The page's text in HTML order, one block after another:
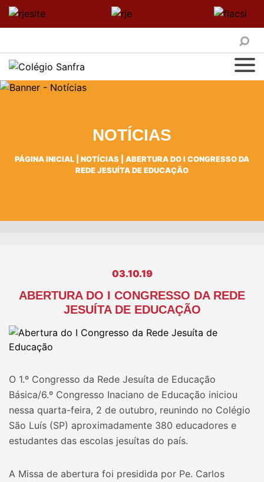
NOTÍCIAS
PÁGINA INICIAL NOTÍCIAS
ABERTURA DO I CONGRESSO DA
REDE JESUÍTA DE EDUCAÇÃO
03.10.19
ABERTURA DO I CONGRESSO DA REDE
JESUÍTA DE EDUCAÇÃO
O 1.º Congresso da Rede Jesuíta de Educação
Básica/6.º Congresso Inaciano de Educação iniciou
nessa quarta-feira, 2 de outubro, reunindo no Colégio
São Luís (SP) aproximadamente 380 educadores e
estudantes das escolas jesuítas do país.
A Missa de abertura foi presidida por Pe. Carlos